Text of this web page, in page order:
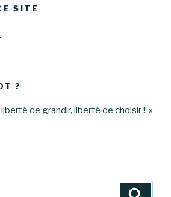
SITE
?
de grandir, liberté de choisir !! »